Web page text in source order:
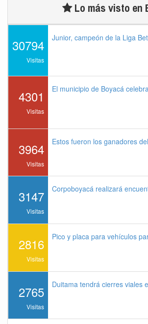
Lo más visto en
30794
Visitas
Junior, campeón de la Liga
4301
Visitas
El municipio de Boyacá
3964
Visitas
Estos fueron los ganadores
3147
Visitas
Corpoboyacá realizará
2816
Visitas
Pico y placa para vehículos
2765
Visitas
Duitama tendrá cierres viales